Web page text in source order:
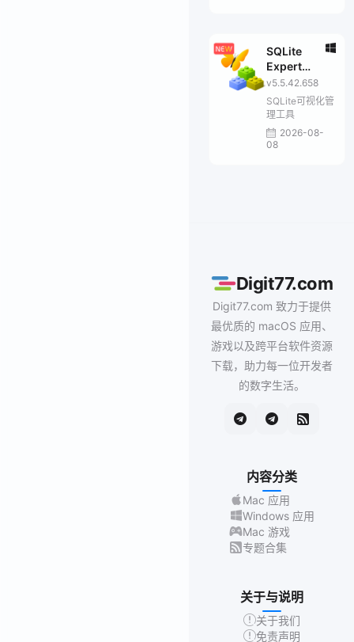
SQLite
Expert
Professional
v5.5.42.658
SQLite可视化管
理工具
2026-08-
08
Digit77.com
Digit77.com 致力于提供
最优质的 macOS 应用、
游戏以及跨平台软件资源
下载，助力每一位开发者
的数字生活。
内容分类
Mac 应用
Windows 应用
Mac 游戏
专题合集
关于与说明
关于我们
免责声明